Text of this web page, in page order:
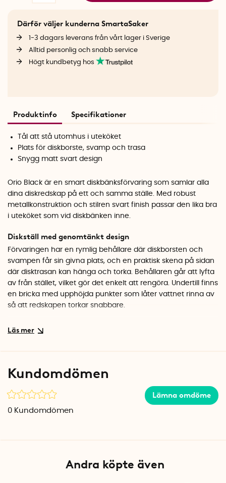
Därför väljer kunderna SmartaSaker
1-3 dagars leverans från vårt lager i Sverige
Alltid personlig och snabb service
Högt kundbetyg hos
Produktinfo Specifikationer
Tål att stå utomhus i uteköket
Plats för diskborste, svamp och trasa
Snygg matt svart design
Orio Black är en smart diskbänksförvaring som samlar alla
dina diskredskap på ett och samma ställe. Med robust
metallkonstruktion och stilren svart finish passar den lika bra
i uteköket som vid diskbänken inne.
Diskställ med genomtänkt design
Förvaringen har en rymlig behållare där diskborsten och
svampen får sin givna plats, och en praktisk skena på sidan
där disktrasan kan hänga och torka. Behållaren går att lyfta
av från stället, vilket gör det enkelt att rengöra. Undertill finns
en bricka med upphöjda punkter som låter vattnet rinna av
så att redskapen torkar snabbare.
Hållbar konstruktion för inne och ute
Den matta svarta ytan smälter fint in i moderna kök och
Mått: 21 x 12 x 10,5 cm
Kundomdömen
Lämna omdöme
0 Kundomdömen
Andra köpte även